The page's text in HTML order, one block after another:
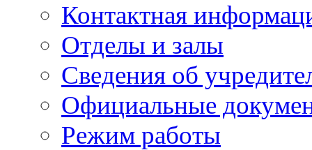
Контактная
Отделы и залы
Сведения об
Официальные
Режим работы